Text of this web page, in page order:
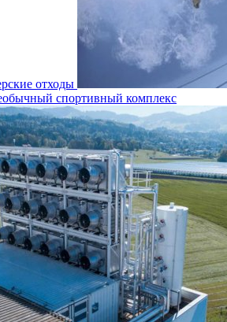
отходы
спортивный комплекс